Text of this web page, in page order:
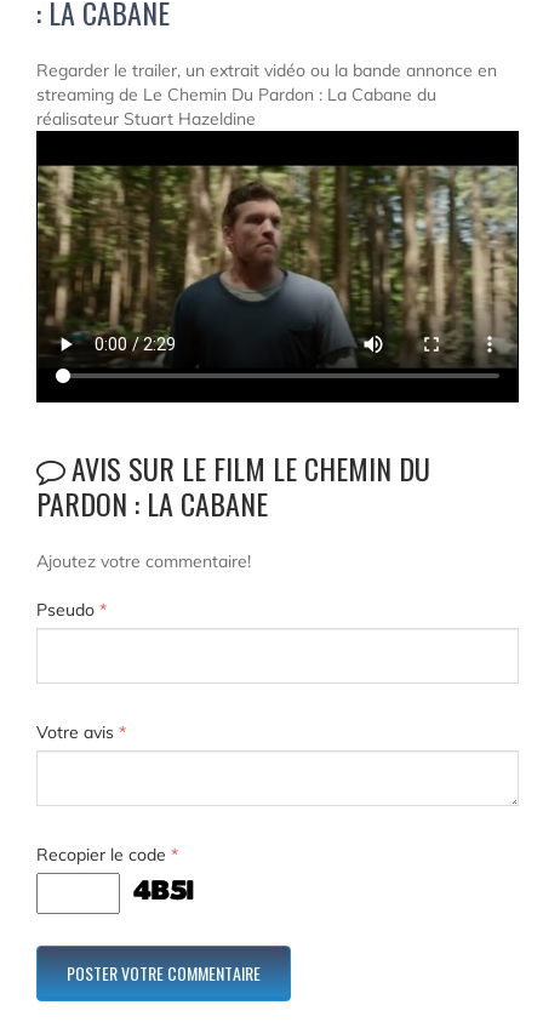
: LA CABANE
Regarder le trailer, un extrait vidéo ou la bande annonce en
streaming de Le Chemin Du Pardon : La Cabane du
réalisateur Stuart Hazeldine
AVIS SUR LE FILM LE CHEMIN DU
PARDON : LA CABANE
Ajoutez votre commentaire!
Pseudo *
Votre avis *
Recopier le code *